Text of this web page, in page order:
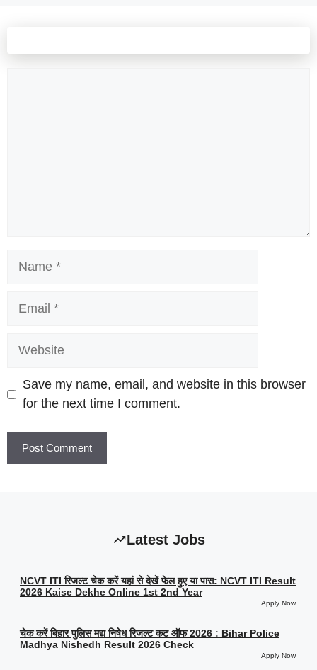
Website
Save my name, email, and website in this browser
for the next time I comment.
Latest Jobs
NCVT ITI रिजल्ट चेक करें यहां से देखें फेल हुए या पास: NCVT ITI Result
2026 Kaise Dekhe Online 1st 2nd Year
Apply Now
चेक करें बिहार पुलिस मद्य निषेध रिजल्ट कट ऑफ 2026 : Bihar Police
Madhya Nishedh Result 2026 Check
Apply Now